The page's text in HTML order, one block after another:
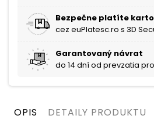
Bezpečne platíte
cez euPlatesc.ro s 3D
Garantovaný návrat
do 14 dní od prevzatia
OPIS DETAILY PRODUKTU